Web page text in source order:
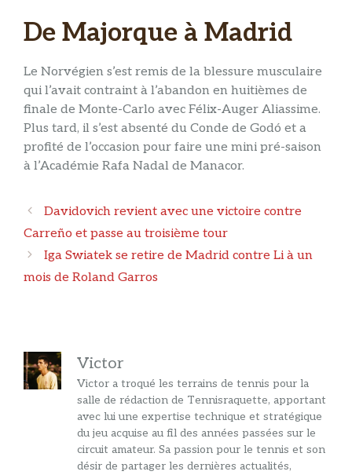
De Majorque à Madrid
Le Norvégien s’est remis de la blessure musculaire
qui l’avait contraint à l’abandon en huitièmes de
finale de Monte-Carlo avec Félix-Auger Aliassime.
Plus tard, il s’est absenté du Conde de Godó et a
profité de l’occasion pour faire une mini pré-saison
à l’Académie Rafa Nadal de Manacor.
Navigation
des
articles
Davidovich revient avec une victoire contre
Carreño et passe au troisième tour
Iga Swiatek se retire de Madrid contre Li à un
mois de Roland Garros
Victor
Victor a troqué les terrains de tennis pour la
salle de rédaction de Tennisraquette, apportant
avec lui une expertise technique et stratégique
du jeu acquise au fil des années passées sur le
circuit amateur. Sa passion pour le tennis et son
désir de partager les dernières actualités,